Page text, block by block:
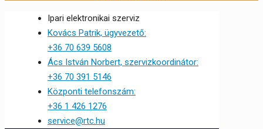
Ipari elektronikai szerviz
Kovács Patrik, ügyvezető:
+36 70 639 5608
Ács István Norbert, szervizkoordinátor:
+36 70 391 5146
Központi telefonszám:
+36 1 426 1276
service@rtc.hu